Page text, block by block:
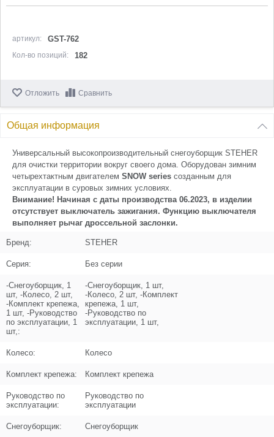
Кол-во по схеме
Кол-во в корзину
Цена (Р)
Поз. в схеме 1.005
Название
Панель управления V2
N000-039-151-2
Кол-во по схеме 1
Поз. в схеме
Кол-во в корзину
артикул: GST-762
Кол-во позиций: 182
Отложить Сравнить
Общая информация
Универсальный высокопроизводительный снегоуборщик STEHER
для очистки территории вокруг своего дома. Оборудован зимним
четырехтактным двигателем SNOW series созданным для
эксплуатации в суровых зимних условиях.
Внимание! Начиная с даты производства 06.2023, в изделии
отсутствует выключатель зажигания. Функцию выключателя
выполняет рычаг дроссельной заслонки.
Бренд: STEHER
Серия: Без серии
-Снегоуборщик, 1
шт, -Колесо, 2 шт,
-Комплект крепежа,
1 шт, -Руководство
по эксплуатации, 1
шт,:
-Снегоуборщик, 1 шт,
-Колесо, 2 шт, -Комплект
крепежа, 1 шт,
-Руководство по
эксплуатации, 1 шт,
Колесо: Колесо
Комплект крепежа: Комплект крепежа
Руководство по
эксплуатации:
Руководство по
эксплуатации
Снегоуборщик: Снегоуборщик